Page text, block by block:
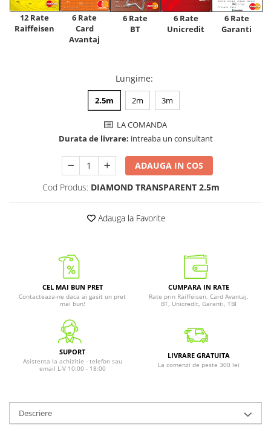
12 Rate
Raiffeisen
6 Rate
Card
Avantaj
6 Rate
BT
6 Rate
Unicredit
6 Rate
Garanti
Lungime:
2.5m 2m 3m
LA COMANDA
Durata de livrare: intreaba un consultant
ADAUGA IN COS
Cod Produs: DIAMOND TRANSPARENT 2.5m
Adauga la Favorite
CEL MAI BUN PRET
Contacteaza-ne daca ai gasit un pret
mai bun!
CUMPARA IN RATE
Rate prin Raiffeisen, Card Avantaj,
BT, Unicredit, Garanti, TBI
SUPORT
Asistenta la achizitie - telefon sau
email L-V 10:00 - 18:00
LIVRARE GRATUITA
La comenzi de peste 300 lei
Descriere